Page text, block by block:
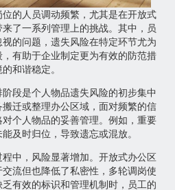
的人员调动频繁，尤其是在开放式
了一系列管理上的挑战。其中，员
的问题，遗失风险在特定环节尤为
有助于企业制定更为有效的防范措
和谐稳定。
段是个人物品遗失风险的初步集中
迁或整理办公区域，面对频繁的信
个人物品的妥善管理。例如，重要
及时归位，导致遗忘或混放。
中，风险显著增加。开放式办公区
流但也降低了私密性，多轮调岗使
有效的标识和管理机制时，员工的